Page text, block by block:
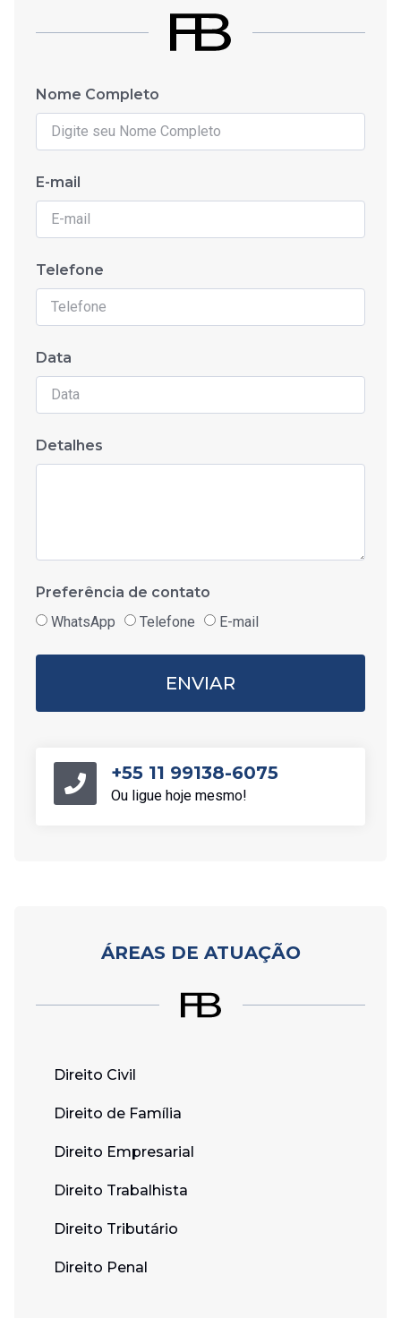
Nome Completo
E-mail
Telefone
Data
Detalhes
Preferência de contato
WhatsApp
Telefone E-mail
ENVIAR
+55 11 99138-6075
Ou ligue hoje mesmo!
ÁREAS DE ATUAÇÃO
Direito Civil
Direito de Família
Direito Empresarial
Direito Trabalhista
Direito Tributário
Direito Penal